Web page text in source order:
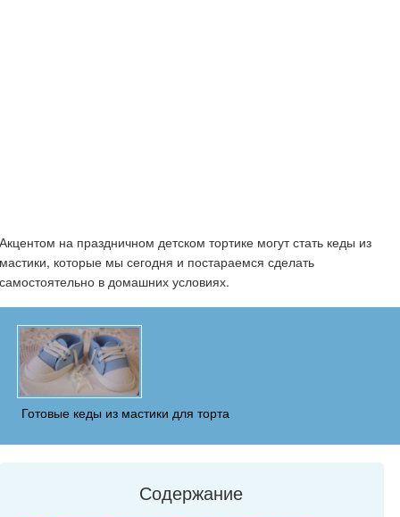
Акцентом на праздничном детском тортике могут стать кеды из
мастики, которые мы сегодня и постараемся сделать
самостоятельно в домашних условиях.
Готовые кеды из мастики для торта
Содержание